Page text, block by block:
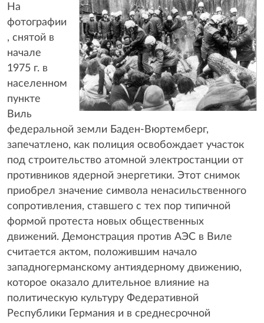
На
фотографии
, снятой в
начале
1975 г. в
населенном
пункте
Виль
федеральной земли Баден-Вюртемберг,
запечатлено, как полиция освобождает участок
под строительство атомной электростанции от
противников ядерной энергетики. Этот снимок
приобрел значение символа ненасильственного
сопротивления, ставшего с тех пор типичной
формой протеста новых общественных
движений. Демонстрация против АЭС в Виле
считается актом, положившим начало
западногерманскому антиядерному движению,
которое оказало длительное влияние на
политическую культуру Федеративной
Республики Германия и в среднесрочной